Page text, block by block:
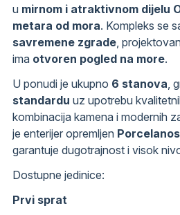
u mirnom i atraktivnom dijelu
metara od mora. Kompleks se
savremene zgrade ,
ima otvoren pogled na more.
U ponudi je ukupno 6 stanova ,
standardu uz upotrebu
kombinacija kamena i modernih
je enterijer opremljen
garantuje dugotrajnost i visok
Dostupne jedinice:
Prvi sprat